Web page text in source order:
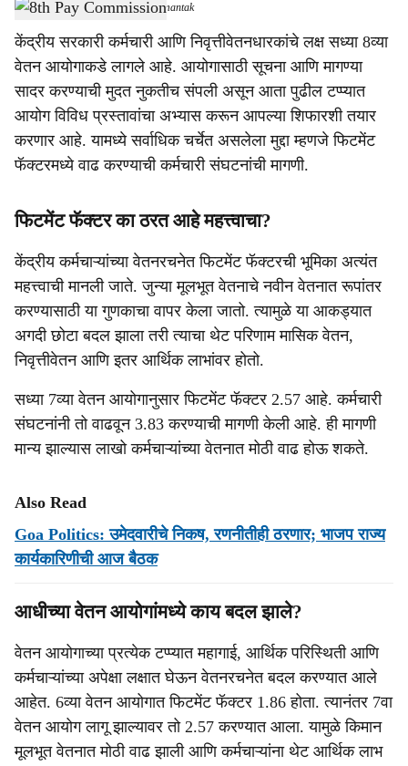
a
r
e
8th Pay Commission-Dainik Gomantak
केंद्रीय सरकारी कर्मचारी आणि निवृत्तीवेतनधारकांचे लक्ष सध्या 8व्या
वेतन आयोगाकडे लागले आहे. आयोगासाठी सूचना आणि मागण्या
सादर करण्याची मुदत नुकतीच संपली असून आता पुढील टप्प्यात
आयोग विविध प्रस्तावांचा अभ्यास करून आपल्या शिफारशी तयार
करणार आहे. यामध्ये सर्वाधिक चर्चेत असलेला मुद्दा म्हणजे फिटमेंट
फॅक्टरमध्ये वाढ करण्याची कर्मचारी संघटनांची मागणी.
फिटमेंट फॅक्टर का ठरत आहे महत्त्वाचा?
केंद्रीय कर्मचाऱ्यांच्या वेतनरचनेत फिटमेंट फॅक्टरची भूमिका अत्यंत
महत्त्वाची मानली जाते. जुन्या मूलभूत वेतनाचे नवीन वेतनात रूपांतर
करण्यासाठी या गुणकाचा वापर केला जातो. त्यामुळे या आकड्यात
अगदी छोटा बदल झाला तरी त्याचा थेट परिणाम मासिक वेतन,
निवृत्तीवेतन आणि इतर आर्थिक लाभांवर होतो.
सध्या 7व्या वेतन आयोगानुसार फिटमेंट फॅक्टर 2.57 आहे. कर्मचारी
संघटनांनी तो वाढवून 3.83 करण्याची मागणी केली आहे. ही मागणी
मान्य झाल्यास लाखो कर्मचाऱ्यांच्या वेतनात मोठी वाढ होऊ शकते.
Also Read
Goa Politics: उमेदवारीचे निकष, रणनीतीही ठरणार; भाजप राज्य
कार्यकारिणीची आज बैठक
आधीच्या वेतन आयोगांमध्ये काय बदल झाले?
वेतन आयोगाच्या प्रत्येक टप्प्यात महागाई, आर्थिक परिस्थिती आणि
कर्मचाऱ्यांच्या अपेक्षा लक्षात घेऊन वेतनरचनेत बदल करण्यात आले
आहेत. 6व्या वेतन आयोगात फिटमेंट फॅक्टर 1.86 होता. त्यानंतर 7वा
वेतन आयोग लागू झाल्यावर तो 2.57 करण्यात आला. यामुळे किमान
मूलभूत वेतनात मोठी वाढ झाली आणि कर्मचाऱ्यांना थेट आर्थिक लाभ